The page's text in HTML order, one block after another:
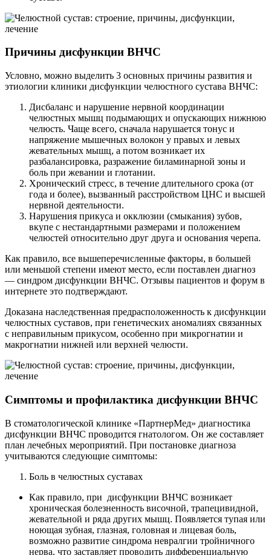
Причины дисфункции ВНЧС
Условно, можно выделить 3 основных причины развития и
этиологии клиники дисфункции челюстного сустава ВНЧС:
Дисбаланс и нарушение нервной координации
челюстных мышц подымающих и опускающих нижнюю
челюсть. Чаще всего, сначала нарушается тонус и
напряжение мышечных волокон у правых и левых
жевательных мышц, а потом возникает их
разбалансировка, разражение биламинарной зоны и
боль при жевании и глотании.
Хронический стресс, в течение длительного срока (от
года и более), вызванный расстройством ЦНС и высшей
нервной деятельности.
Нарушения прикуса и окклюзии (смыкания) зубов,
вкупе с нестандартными размерами и положением
челюстей относительно друг друга и основания черепа.
Как правило, все вышеперечисленные факторы, в большей
или меньшой степени имеют место, если поставлен диагноз
— синдром дисфункции ВНЧС. Отзывы пациентов и форум в
интернете это подтверждают.
Доказана наследственная предрасположенность к дисфункции
челюстных суставов, при генетических аномалиях связанных
с неправильным прикусом, особенно при микрогнатии и
макрогнатии нижней или верхней челюсти.
Симптомы и профилактика дисфункции ВНЧС
В стоматологической клинике «ПартнерМед» диагностика
дисфункции ВНЧС проводится гнатологом. Он же составляет
план лечебных мероприятий. При постановке диагноза
учитываются следующие симптомы:
Боль в челюстных суставах
Как правило, при дисфункции ВНЧС возникает
хроническая болезненность височной, трапецивидной,
жевательной и ряда других мышц. Появляется тупая или
ноющая зубная, глазная, головная и лицевая боль,
возможно развитие синдрома невралгии тройничного
нерва, что заставляет проводить дифференциальную